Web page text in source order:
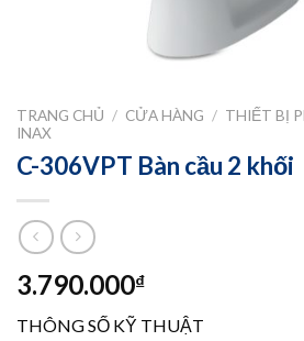
TRANG CHỦ / CỬA HÀNG / THIẾT BỊ
INAX
C-306VPT Bàn cầu 2 khối
3.790.000₫
THÔNG SỐ KỸ THUẬT